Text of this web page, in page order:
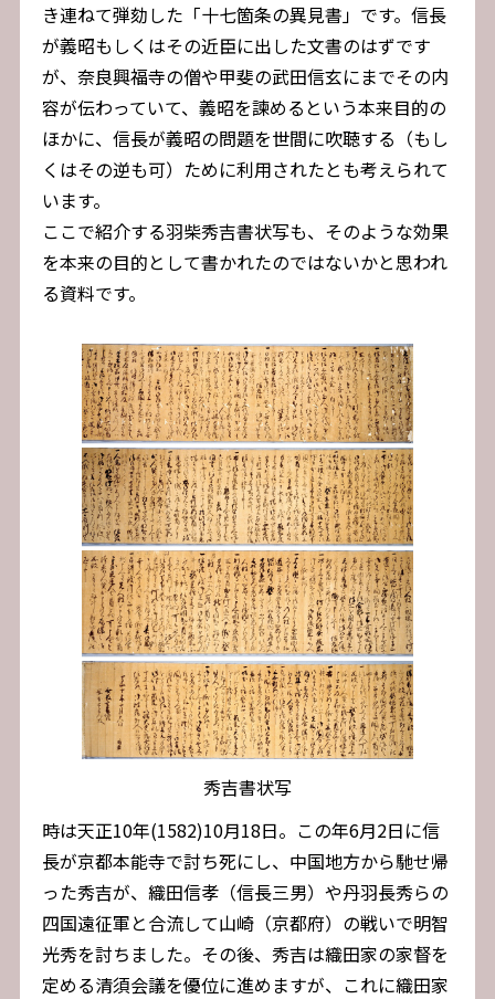
き連ねて弾劾した「十七箇条の異見書」です。信長
が義昭もしくはその近臣に出した文書のはずです
が、奈良興福寺の僧や甲斐の武田信玄にまでその内
容が伝わっていて、義昭を諫めるという本来目的の
ほかに、信長が義昭の問題を世間に吹聴する（もし
くはその逆も可）ために利用されたとも考えられて
います。
ここで紹介する羽柴秀吉書状写も、そのような効果
を本来の目的として書かれたのではないかと思われ
る資料です。
秀吉書状写
時は天正10年(1582)10月18日。この年6月2日に信
長が京都本能寺で討ち死にし、中国地方から馳せ帰
った秀吉が、織田信孝（信長三男）や丹羽長秀らの
四国遠征軍と合流して山崎（京都府）の戦いで明智
光秀を討ちました。その後、秀吉は織田家の家督を
定める清須会議を優位に進めますが、これに織田家